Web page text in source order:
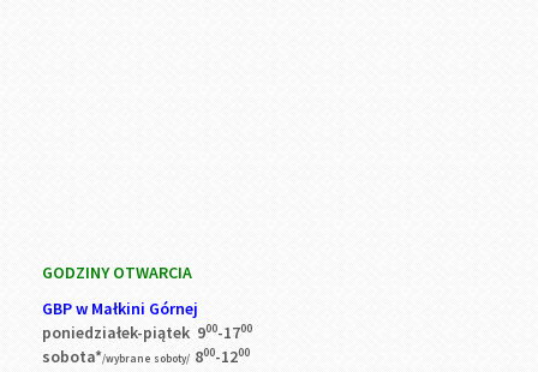
GODZINY OTWARCIA
GBP w Małkini Górnej
poniedziałek-piątek 900-1700
sobota*/wybrane soboty/ 800-1200